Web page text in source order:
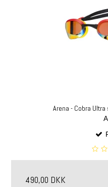
Arena - Cobra
490,00 DKK